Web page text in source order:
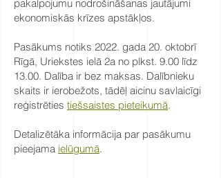
pakalpojumu nodrošināšanas jautājumi
ekonomiskās krīzes apstākļos.
Pasākums notiks 2022. gada 20. oktobrī
Rīgā, Uriekstes ielā 2a no plkst. 9.00 līdz
13.00. Dalība ir bez maksas. Dalībnieku
skaits ir ierobežots, tādēļ aicinu savlaicīgi
reģistrēties tiešsaistes pieteikumā.
Detalizētāka informācija par pasākumu
pieejama ielūgumā.